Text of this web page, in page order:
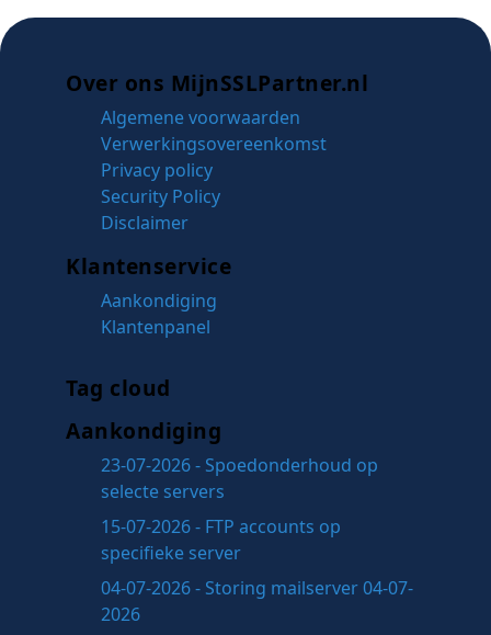
Over ons MijnSSLPartner.nl
Algemene voorwaarden
Verwerkingsovereenkomst
Privacy policy
Security Policy
Disclaimer
Klantenservice
Aankondiging
Klantenpanel
Tag cloud
Aankondiging
23-07-2026 - Spoedonderhoud op
selecte servers
15-07-2026 - FTP accounts op
specifieke server
04-07-2026 - Storing mailserver 04-07-
2026